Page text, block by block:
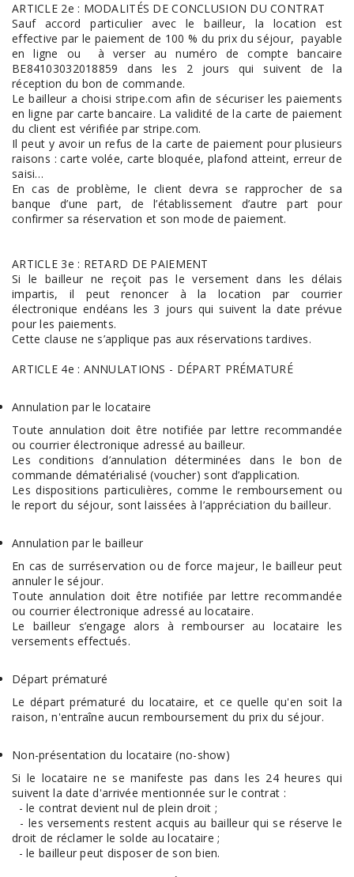
ARTICLE 2e : MODALITÉS DE CONCLUSION DU CONTRAT
Sauf accord particulier avec le bailleur, la location est
effective par le paiement de 100 % du prix du séjour, payable
en ligne ou à verser au numéro de compte bancaire
BE84103032018859 dans les 2 jours qui suivent de la
réception du bon de commande.
Le bailleur a choisi stripe.com afin de sécuriser les paiements
en ligne par carte bancaire. La validité de la carte de paiement
du client est vérifiée par stripe.com.
Il peut y avoir un refus de la carte de paiement pour plusieurs
raisons : carte volée, carte bloquée, plafond atteint, erreur de
saisi…
En cas de problème, le client devra se rapprocher de sa
banque d’une part, de l’établissement d’autre part pour
confirmer sa réservation et son mode de paiement.
ARTICLE 3e : RETARD DE PAIEMENT
Si le bailleur ne reçoit pas le versement dans les délais
impartis, il peut renoncer à la location par courrier
électronique endéans les 3 jours qui suivent la date prévue
pour les paiements.
Cette clause ne s’applique pas aux réservations tardives.
ARTICLE 4e : ANNULATIONS - DÉPART PRÉMATURÉ
Annulation par le locataire
Toute annulation doit être notifiée par lettre recommandée
ou courrier électronique adressé au bailleur.
Les conditions d’annulation déterminées dans le bon de
commande dématérialisé (voucher) sont d’application.
Les dispositions particulières, comme le remboursement ou
le report du séjour, sont laissées à l’appréciation du bailleur.
Annulation par le bailleur
En cas de surréservation ou de force majeur, le bailleur peut
annuler le séjour.
Toute annulation doit être notifiée par lettre recommandée
ou courrier électronique adressé au locataire.
Le bailleur s’engage alors à rembourser au locataire les
versements effectués.
Départ prématuré
Le départ prématuré du locataire, et ce quelle qu'en soit la
raison, n'entraîne aucun remboursement du prix du séjour.
Non-présentation du locataire (no-show)
Si le locataire ne se manifeste pas dans les 24 heures qui
suivent la date d'arrivée mentionnée sur le contrat :
- le contrat devient nul de plein droit ;
- les versements restent acquis au bailleur qui se réserve le
droit de réclamer le solde au locataire ;
- le bailleur peut disposer de son bien.